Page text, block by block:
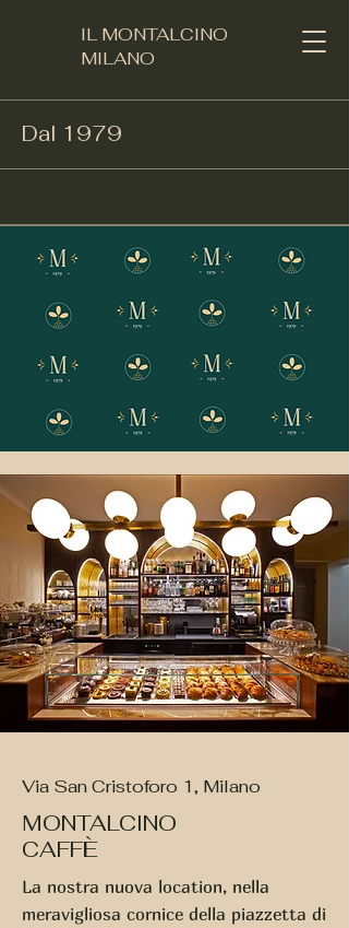
IL MONTALCINO
MILANO​
Dal 1979
Via San Cristoforo 1, Milano
MONTALCINO
CAFFÈ
La nostra nuova location, nella
meravigliosa cornice della piazzetta di